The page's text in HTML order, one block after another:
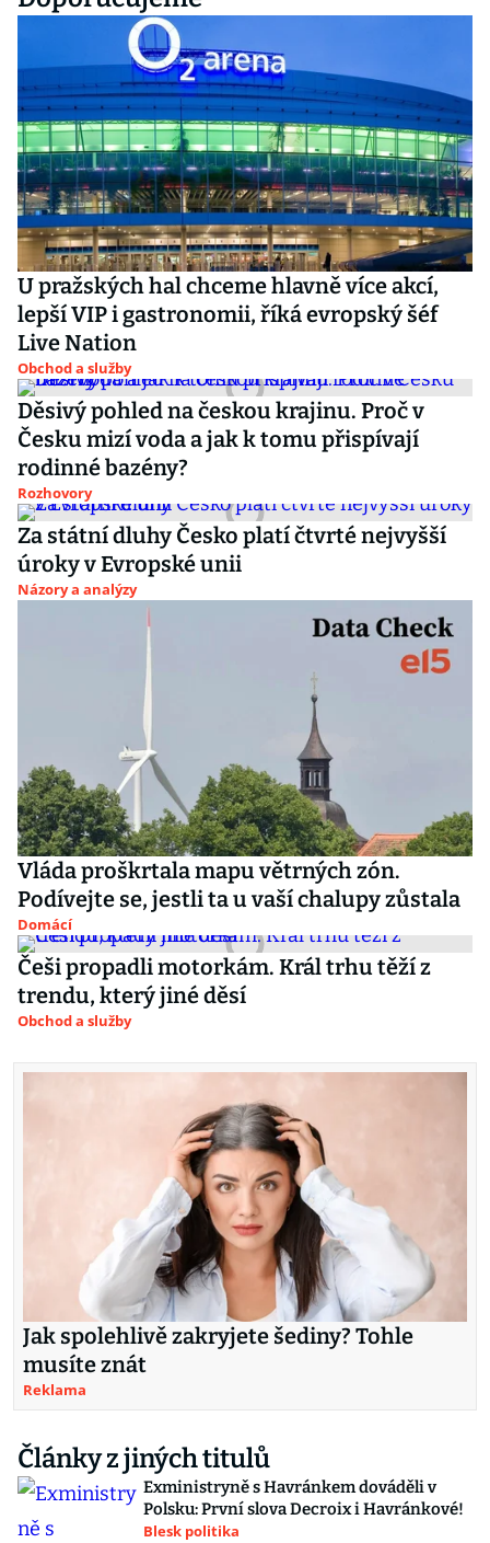
U pražských hal chceme hlavně více akcí,
lepší VIP i gastronomii, říká evropský šéf
Live Nation
Obchod a služby
Děsivý pohled na českou krajinu. Proč v
Česku mizí voda a jak k tomu přispívají
rodinné bazény?
Rozhovory
Za státní dluhy Česko platí čtvrté nejvyšší
úroky v Evropské unii
Názory a analýzy
Vláda proškrtala mapu větrných zón.
Podívejte se, jestli ta u vaší chalupy zůstala
Domácí
Češi propadli motorkám. Král trhu těží z
trendu, který jiné děsí
Obchod a služby
Jak spolehlivě zakryjete šediny? Tohle
musíte znát
Reklama
Články z jiných titulů
Exministryně s Havránkem dováděli v
Polsku: První slova Decroix i Havránkové!
Blesk politika